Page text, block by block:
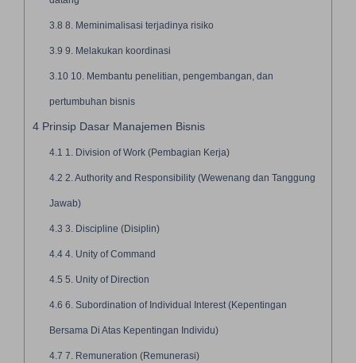
3.8 8. Meminimalisasi terjadinya risiko
3.9 9. Melakukan koordinasi
3.1010. Membantu penelitian, pengembangan, dan
pertumbuhan bisnis
4 Prinsip Dasar Manajemen Bisnis
4.1 1. Division of Work (Pembagian Kerja)
4.2 2. Authority and Responsibility (Wewenang dan Tanggung
Jawab)
4.3 3. Discipline (Disiplin)
4.44. Unity of Command
4.5 5. Unity of Direction
4.6 6. Subordination of Individual Interest (Kepentingan
Bersama Di Atas Kepentingan Individu)
4.7 7. Remuneration (Remunerasi)